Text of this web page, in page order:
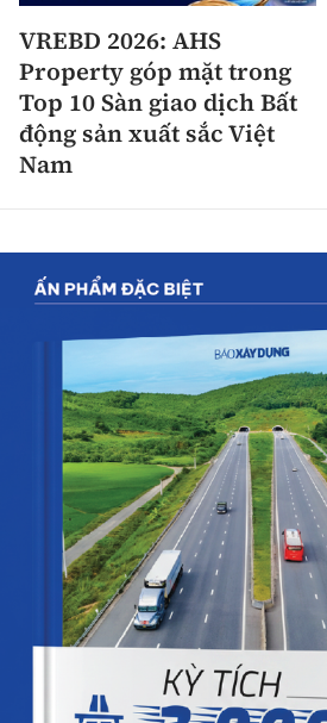
VREBD 2026: AHS
Property góp mặt trong
Top 10 Sàn giao dịch Bất
động sản xuất sắc Việt
Nam